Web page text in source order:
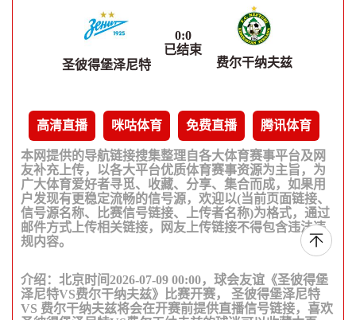
圣彼得堡泽尼特
0:0
已结束
费尔干纳夫兹
高清直播 咪咕体育 免费直播 腾讯体育
本网提供的导航链接搜集整理自各大体育赛事平台及网
友补充上传，以各大平台优质体育赛事资源为主旨，为
广大体育爱好者寻觅、收藏、分享、集合而成，如果用
户发现有更稳定流畅的信号源，欢迎以(当前页面链接、
信号源名称、比赛信号链接、上传者名称)为格式，通过
邮件方式上传相关链接，网友上传链接不得包含违法违
规内容。
介绍：北京时间2026-07-09 00:00，球会友谊《圣彼得堡
泽尼特VS费尔干纳夫兹》比赛开赛， 圣彼得堡泽尼特
VS 费尔干纳夫兹将会在开赛前提供直播信号链接，喜欢